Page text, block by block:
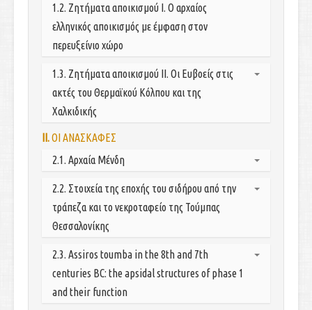
Γενικά
Οικισμοί
Διατροφή
Μεταλλοτεχνία
Τάφοι
Βιβλιογραφία
1.2. Ζητήματα αποικισμού Ι. Ο αρχαίος
ελληνικός αποικισμός με έμφαση στον
περευξείνιο χώρο
1.3. Ζητήματα αποικισμού ΙΙ. Οι Ευβοείς στις
ακτές του Θερμαϊκού Κόλπου και της
Χαλκιδικής
Πρόλογος
Οι πηγές
πληθυσμό
Ευρήματα από θεωρούμενες ευβοϊκές αποικίες
Ευρήματα που σχετίζονται με ταφικά έθιμα
Μερικές σκέψεις
II.ΟΙ ΑΝΑΣΚΑΦΕΣ
2.1. Αρχαία Μένδη
Εισαγωγή
Οικισμός
Παράλιο Νεκτροταφείο
Βιβλιογραφία
Λήμματα
2.2. Στοιχεία της εποχής του σιδήρου από την
τράπεζα και το νεκροταφείο της Τούμπας
Θεσσαλονίκης
Ανατολικό τμήμα του Θερμαϊκού κόλπου.
Διαδικασίες οργάνωσης του χώρου
Στοιχεία από τις ανασκαφές στα πλατώματα
2.3. Assiros toumba in the 8th and 7th
centuries BC: the apsidal structures of phase 1
and their function